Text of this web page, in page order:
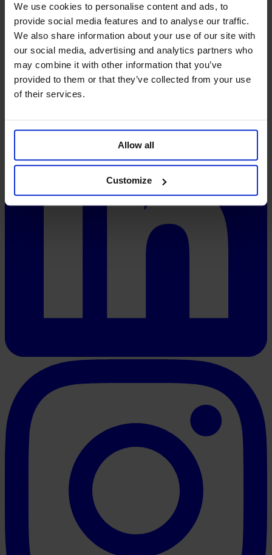
We use cookies to personalise content and ads, to
provide social media features and to analyse our traffic.
We also share information about your use of our site with
our social media, advertising and analytics partners who
may combine it with other information that you’ve
provided to them or that they’ve collected from your use
of their services.
Allow all
Customize
Visión y misión
Aspectos técnicos
FAQ
Precios
System-Status
Redes sociales